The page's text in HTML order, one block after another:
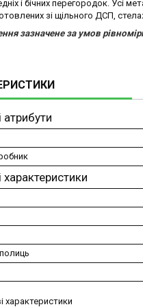
і бічних перегородок. Усі
зі щільного ДСП,
зазначене за умов
атрибути
характеристики
характеристики